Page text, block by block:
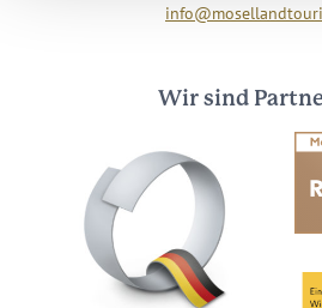
Wir sind